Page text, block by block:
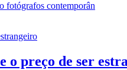
fotógrafos contemporân
o preço de ser